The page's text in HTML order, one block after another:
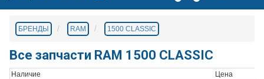
БРЕНДЫ RAM 1500 CLASSIC
Все запчасти RAM 1500 CLASSIC
Наличие Цена